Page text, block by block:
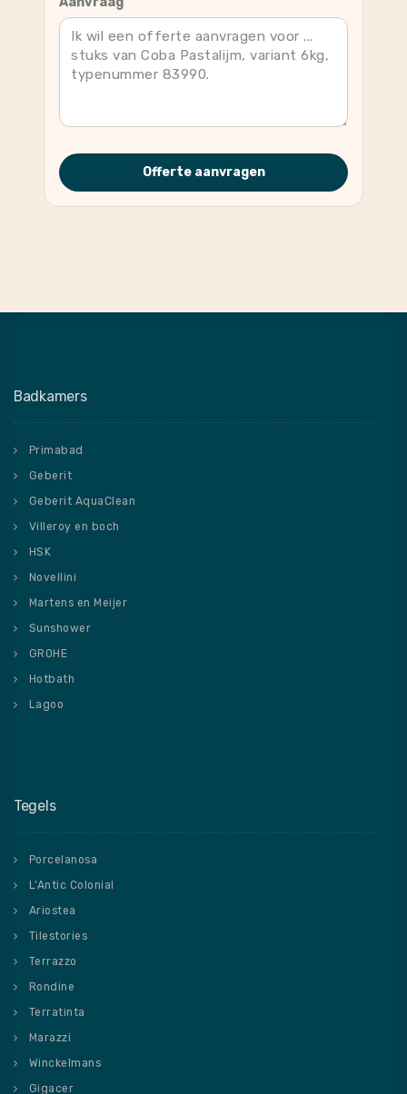
Offerte aanvragen
Badkamers
Primabad
Geberit
Geberit AquaClean
Villeroy en boch
HSK
Novellini
Martens en Meijer
Sunshower
GROHE
Hotbath
Lagoo
Tegels
Porcelanosa
L’Antic Colonial
Ariostea
Tilestories
Terrazzo
Rondine
Terratinta
Marazzi
Winckelmans
Gigacer